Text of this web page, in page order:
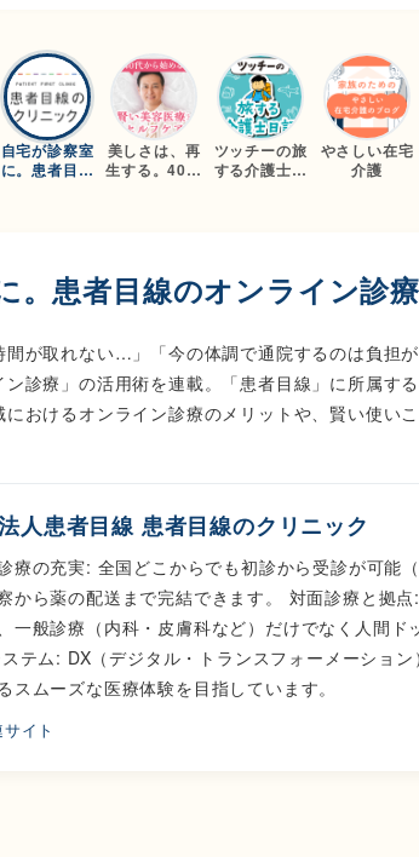
自宅が診察室
に。患者目線
美しさは、再
生する。40代
ツッチーの旅
する介護士日
やさしい在宅
介護
。患者目線のオンライン診
間が取れない…」「今の体調で通院するのは負担
診療」の活用術を連載。「患者目線」に所属す
おけるオンライン診療のメリットや、賢い使い
人患者目線 患者目線のクリニック
療の充実: 全国どこからでも初診から受診が可能
から薬の配送まで完結できます。 対面診療と拠
一般診療（内科・皮膚科など）だけでなく人間ド
テム: DX（デジタル・トランスフォーメーショ
スムーズな医療体験を目指しています。
イト